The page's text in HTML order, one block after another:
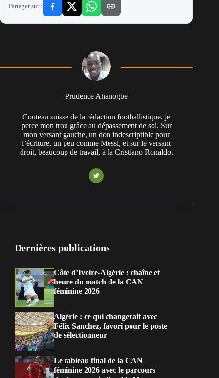
Partager sur :
Prudence Ahanogbe
Couteau suisse de la rédaction footballistique, je
perce mon trou grâce au dépassement de soi. Sur
mon versant gauche, un don indescriptible pour
l’écriture, un peu comme Messi, et sur le versant
droit, beaucoup de travail, à la Cristiano Ronaldo.
Dernières publications
Côte d’Ivoire-Algérie : chaîne et
heure du match de la CAN
féminine 2026
Algérie : ce qui changerait avec
Félix Sanchez, favori pour le poste
de sélectionneur
Le tableau final de la CAN
féminine 2026 avec le parcours